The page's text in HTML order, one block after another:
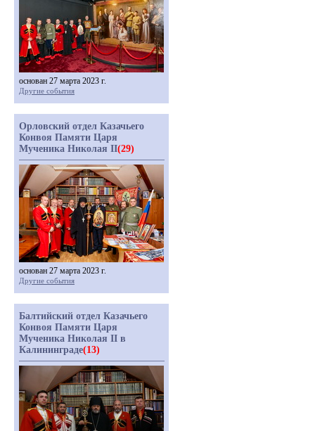
основан 27 марта 2023 г.
Другие события
Орловский отдел Казачьего
Конвоя Памяти Царя
Мученика Николая II(29)
основан 27 марта 2023 г.
Другие события
Балтийский отдел Казачьего
Конвоя Памяти Царя
Мученика Николая II в
Калининграде(13)